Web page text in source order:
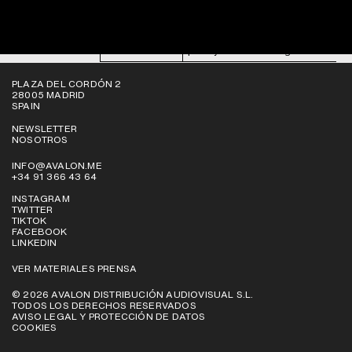
privacy/#clearBrowsingData
PLAZA DEL CORDÓN 2
28005 MADRID
SPAIN
NEWSLETTER
NOSOTROS
INFO@AVALON.ME
+34 91 366 43 64
INSTAGRAM
TWITTER
TIKTOK
FACEBOOK
LINKEDIN
VER MATERIALES PRENSA
© 2026 AVALON DISTRIBUCIÓN AUDIOVISUAL S.L.
TODOS LOS DERECHOS RESERVADOS
AVISO LEGAL Y PROTECCIÓN DE DATOS
COOKIES